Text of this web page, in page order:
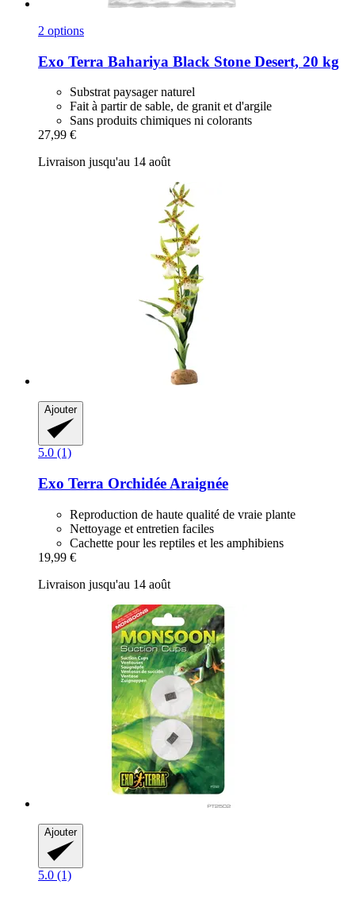
2 options
Exo Terra Bahariya Black Stone Desert, 20 kg
Substrat paysager naturel
Fait à partir de sable, de granit et d'argile
Sans produits chimiques ni colorants
27,99 €
Livraison jusqu'au 14 août
Ajouter
5.0 (1)
Exo Terra Orchidée Araignée
Reproduction de haute qualité de vraie plante
Nettoyage et entretien faciles
Cachette pour les reptiles et les amphibiens
19,99 €
Livraison jusqu'au 14 août
Ajouter
5.0 (1)